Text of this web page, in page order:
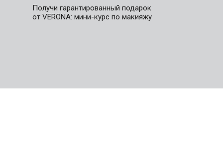
Получи гарантированный подарок
от VERONA: мини-курс по макияжу